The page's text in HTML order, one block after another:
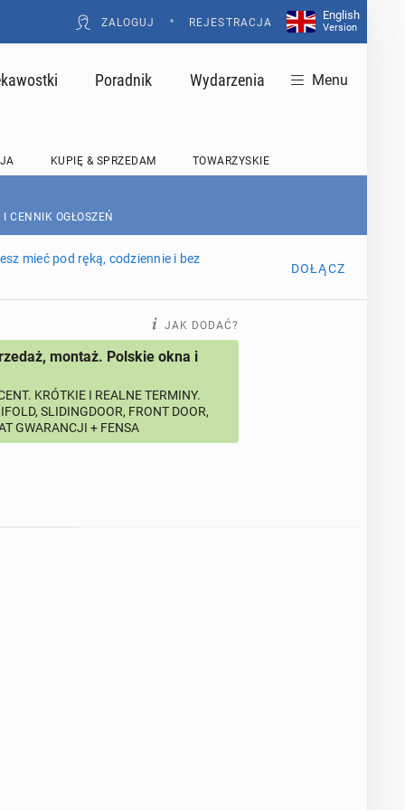
ZALOGUJ • REJESTRACJA
English
Version
Poradnik Wydarzenia Menu
KUPIĘ & SPRZEDAM TOWARZYSKIE
I CENNIK OGŁOSZEŃ
mieć pod ręką, codziennie i bez
DOŁĄCZ
JAK DODAĆ?
montaż. Polskie okna i
KRÓTKIE I REALNE TERMINY.
SLIDINGDOOR, FRONT DOOR,
GWARANCJI + FENSA